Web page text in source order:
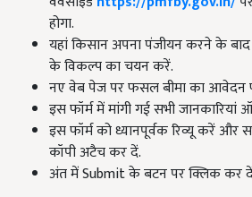
होगा.
यहां किसान अपना पंजीयन करने के
के विकल्प का चयन करें.
नए वेब पेज पर फसल बीमा का आवेदन
इस फॉर्म में मांगी गई सभी
इस फॉर्म को ध्यानपूर्वक रिव्यू करें और
कॉपी अटैच कर दें.
अंत में Submitके बटन पर क्लिक कर